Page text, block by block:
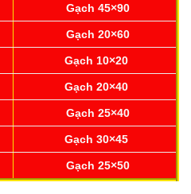
Gạch 45×90
Gạch 20×60
Gạch 10×20
Gạch 20×40
Gạch 25×40
Gạch 30×45
Gạch 25×50